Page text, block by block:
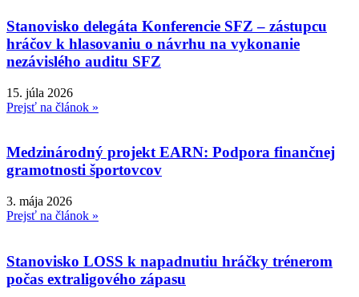
Stanovisko delegáta Konferencie SFZ – zástupcu
hráčov k hlasovaniu o návrhu na vykonanie
nezávislého auditu SFZ
15. júla 2026
Prejsť na článok »
Medzinárodný projekt EARN: Podpora finančnej
gramotnosti športovcov
3. mája 2026
Prejsť na článok »
Stanovisko LOSS k napadnutiu hráčky trénerom
počas extraligového zápasu